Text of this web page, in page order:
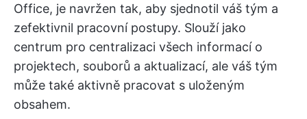
Office, je navržen tak, aby sjednotil váš tým a
zefektivnil pracovní postupy. Slouží jako
centrum pro centralizaci všech informací o
projektech, souborů a aktualizací, ale váš tým
může také aktivně pracovat s uloženým
obsahem.